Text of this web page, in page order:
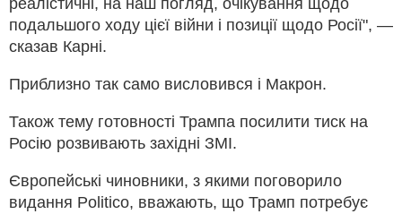
реалістичні, на наш погляд, очікування щодо
подальшого ходу цієї війни і позиції щодо Росії", —
сказав Карні.
Приблизно так само висловився і Макрон.
Також тему готовності Трампа посилити тиск на
Росію розвивають західні ЗМІ.
Європейські чиновники, з якими поговорило
видання Politico, вважають, що Трамп потребує